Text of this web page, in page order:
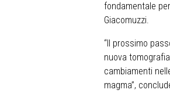
fondamentale
Giacomuzzi.
“Il prossimo
nuova
cambiamenti
magma”,